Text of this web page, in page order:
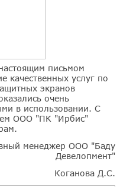
письмом
качественных услуг по
экранов
очень
в использовании. С
ООО "ПК "Ирбис"
менеджер ООО "Баду
Девелопмент"
Коганова Д.С.